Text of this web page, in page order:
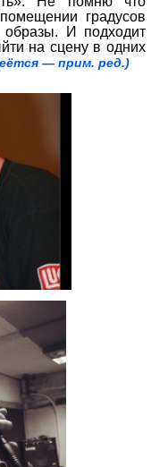
градусов
И подходит
на сцену в одних
— прим. ред.)